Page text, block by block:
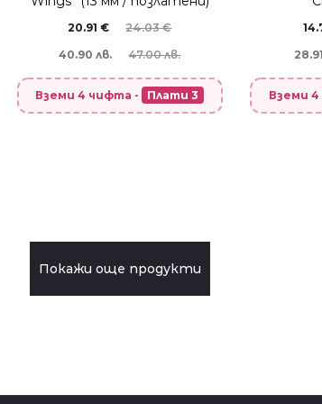
24.03€
20.91€
47.00 лв.
40.90 лв.
Вземи 4 чифта - Плати 3 Вземи
Покажи още продукти